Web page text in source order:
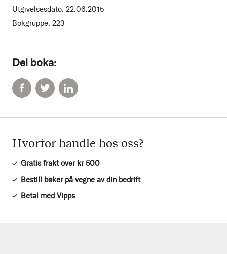
Del boka:
Utgivelsesdato: 22.06.2015
Bokgruppe: 223
Hvorfor handle hos oss?
Gratis frakt over kr 500
Bestill bøker på vegne av din bedrift
Betal med Vipps